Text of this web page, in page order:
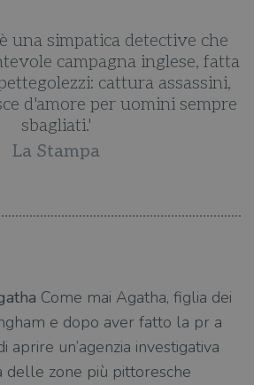
una simpatica detective che
campagna inglese, fatta
cattura assassini,
d'amore per uomini sempre
sbagliati.'
La Stampa
Come mai Agatha, figlia dei
e dopo aver fatto la pr a
aprire un’agenzia investigativa
delle zone più pittoresche